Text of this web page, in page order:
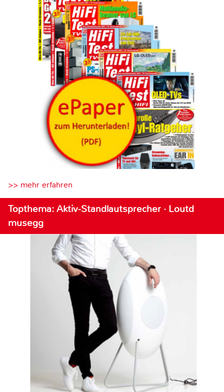
>> mehr erfahren
Topthema: Aktiv-Standlautsprecher · Loutd
musegg